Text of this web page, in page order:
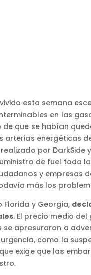
esta semana
en las
que se habían
arterias energéticas
realizado por DarkSide
de fuel toda
y empresas
más los
Florida y Georgia,
. El precio medio
se apresuraron a
como la
exige que las